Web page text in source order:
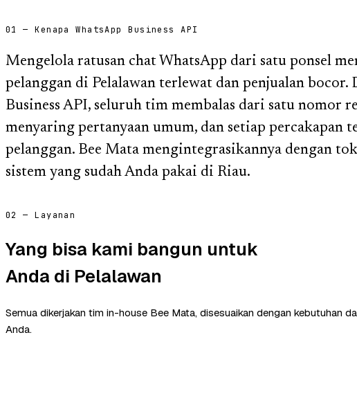
01 — Kenapa WhatsApp Business API
Mengelola ratusan chat WhatsApp dari satu ponsel
pelanggan di Pelalawan terlewat dan penjualan bocor.
Business API, seluruh tim membalas dari satu nomor
menyaring pertanyaan umum, dan setiap percakapan
pelanggan. Bee Mata mengintegrasikannya dengan
sistem yang sudah Anda pakai di Riau.
02 — Layanan
Yang bisa kami bangun untuk
Anda di Pelalawan
Semua dikerjakan tim in-house Bee Mata, disesuaikan dengan kebutuhan
Anda.